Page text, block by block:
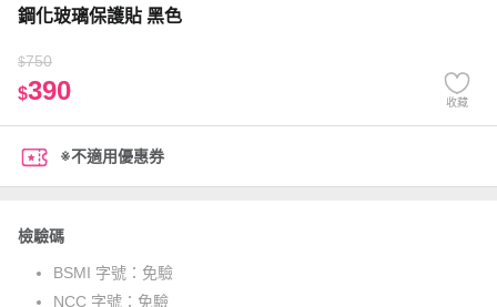
鋼化玻璃保護貼 黑色
$750
$390 收藏
※不適用優惠券
檢驗碼
BSMI 字號： 免驗
NCC 字號： 免驗